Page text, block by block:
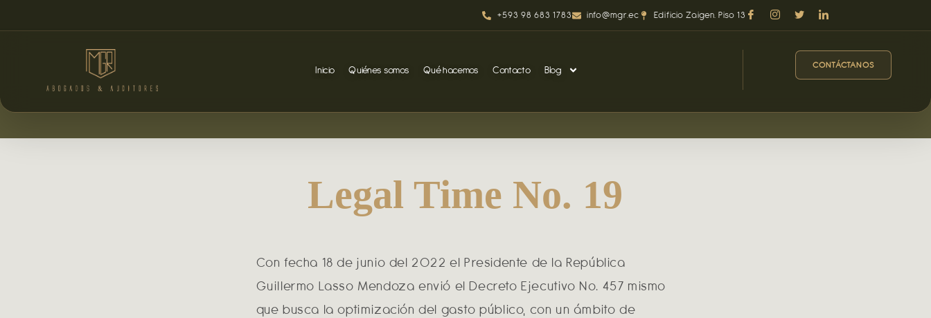
+593 98 683 1783 info@mgr.ec Edificio Zaigen. Piso 13
Inicio Quiénes somos Qué hacemos Contacto Blog CONTÁCTANOS
Legal Time No. 19
Con fecha 18 de junio del 2022 el Presidente de la República
Guillermo Lasso Mendoza envió el Decreto Ejecutivo No. 457 mismo
que busca la optimización del gasto público, con un ámbito de